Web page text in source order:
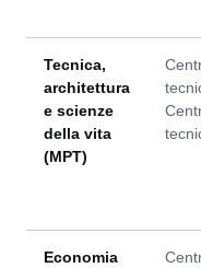
Tecnica,
architettura
e scienze
della vita
(MPT)
Economia